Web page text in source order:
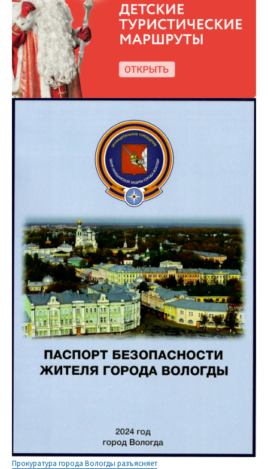
Прокуратура города Вологды разъясняет